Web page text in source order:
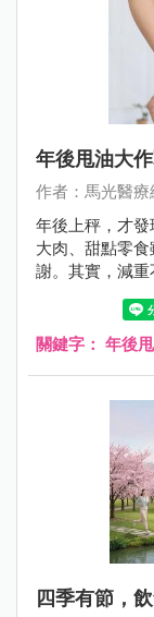
年後甩油大
作者：馬光醫療
年後上秤，才
大肉、甜點零
謝。其實，減重
慧，同樣能讓
後甩油的中醫
體平衡，輕盈
關鍵字： 年後
四季有節，